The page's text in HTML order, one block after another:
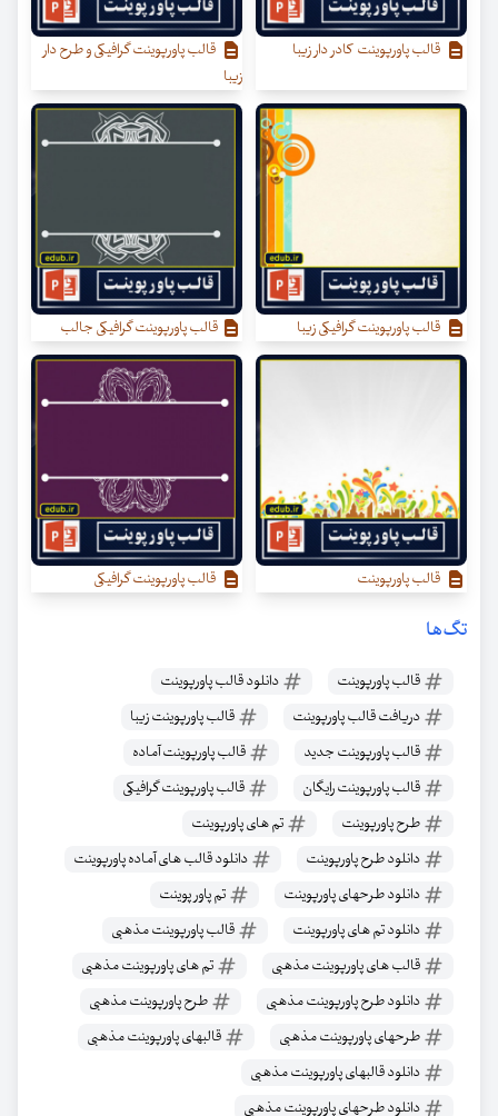
قالب پاورپوینت کادر دار زیبا
قالب پاورپوینت گرافیکی و طرح دار
زیبا
قالب پاورپوینت گرافیکی زیبا قالب پاورپوینت گرافیکی جالب
قالب پاورپوینت قالب پاورپوینت گرافیکی
تگ‌ها
قالب پاورپوینت
دانلود قالب پاورپوینت
دریافت قالب پاورپوینت
قالب پاورپوینت زیبا
قالب پاورپوینت جدید
قالب پاورپوینت آماده
قالب پاورپوینت رایگان
قالب پاورپوینت گرافیکی
طرح پاورپوینت
تم های پاورپوینت
دانلود طرح پاورپوینت
دانلود قالب های آماده پاورپوینت
دانلود طرحهای پاورپوینت
تم پاور پوینت
دانلود تم های پاورپوینت
قالب پاورپوینت مذهبی
قالب های پاورپوینت مذهبی
تم های پاورپوینت مذهبی
دانلود طرح پاورپوینت مذهبی
طرح پاورپوینت مذهبی
طرحهای پاورپوینت مذهبی
قالبهای پاورپوینت مذهبی
دانلود قالبهای پاورپوینت مذهبی
دانلود طرحهای پاورپوینت مذهبی